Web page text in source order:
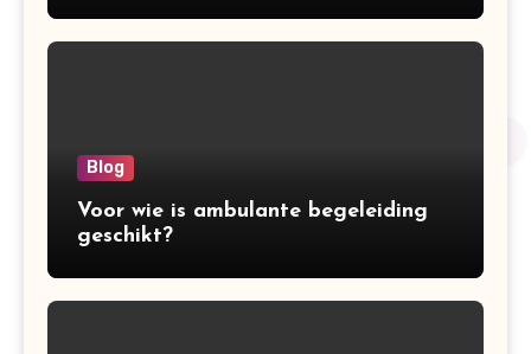
Blog
Voor wie is ambulante begeleiding
geschikt?